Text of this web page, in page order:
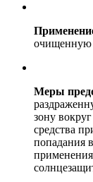
очищенную
Меры
зону
средства
попадания